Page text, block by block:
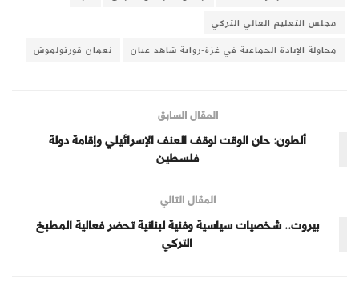
مجلس التعليم العالي التركي
محاولة الإبادة الجماعية في غزة-رواية شاهد عيان
نعمان قورتولموش
المقال السابق
ألطون: حان الوقت لوقف العنف الإسرائيلي وإقامة دولة
فلسطين
المقال التالي
بيروت.. شخصيات سياسية وفنية لبنانية تحضر فعالية المطبخ
التركي